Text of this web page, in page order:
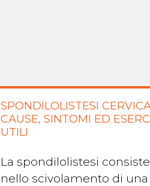
SPONDILOLISTESI
CAUSE, SINTOMI ED
UTILI
La spondilolistesi consiste
nello scivolamento di una